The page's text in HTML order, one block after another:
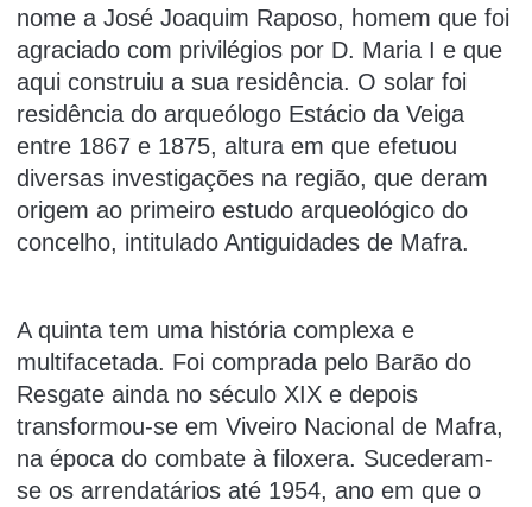
nome a José Joaquim Raposo, homem que foi
agraciado com privilégios por D. Maria I e que
aqui construiu a sua residência. O solar foi
residência do arqueólogo Estácio da Veiga
entre 1867 e 1875, altura em que efetuou
diversas investigações na região, que deram
origem ao primeiro estudo arqueológico do
concelho, intitulado Antiguidades de Mafra.
A quinta tem uma história complexa e
multifacetada. Foi comprada pelo Barão do
Resgate ainda no século XIX e depois
transformou-se em Viveiro Nacional de Mafra,
na época do combate à filoxera. Sucederam-
se os arrendatários até 1954, ano em que o